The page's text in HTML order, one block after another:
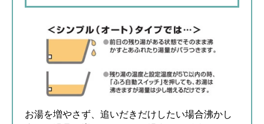
お湯を増やさず、追いだきだけしたい場合沸かし